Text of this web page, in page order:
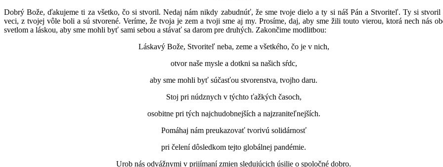
Dobrý Bože, ďakujeme ti za všetko, čo si stvoril. Nedaj nám nikdy zabudnúť, že sme tvoje dielo a ty si náš Pán a Stvoriteľ. Ty si stvoril
veci, z tvojej vôle boli a sú stvorené. Veríme, že tvoja je zem a tvoji sme aj my. Prosíme, daj, aby sme žili touto vierou, ktorá nech nás
svetlom a láskou, aby sme mohli byť sami sebou a stávať sa darom pre druhých. Zakončime modlitbou:
Láskavý Bože, Stvoriteľ neba, zeme a všetkého, čo je v nich,
otvor naše mysle a dotkni sa našich sŕdc,
aby sme mohli byť súčasťou stvorenstva, tvojho daru.
Stoj pri núdznych v týchto ťažkých časoch,
osobitne pri tých najchudobnejších a najzraniteľnejších.
Pomáhaj nám preukazovať tvorivú solidárnosť
pri čelení dôsledkom tejto globálnej pandémie.
Urob nás odvážnymi v prijímaní zmien sledujúcich úsilie o spoločné dobro.